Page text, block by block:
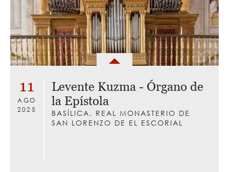
11
AGO
2025
Levente Kuzma - Órgano de
la Epístola
BASÍLICA. REAL MONASTERIO DE
SAN LORENZO DE EL ESCORIAL